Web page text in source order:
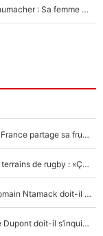
Nouvelle rumeur autour de la santé de Michael Schumacher : Sa femme Corinna sort du silence
Mis de côté par Fabien Galthié, un joueur du XV de France partage sa frustration : «ils ne me l’ont pas dit tout de suite»
La raison d'être de Matthieu Jalibert en dehors des terrains de rugby : «Ça m'atteint autant que si tu touches à un membre de ma famille»
XV de France - Matthieu Jalibert a tout changé : Romain Ntamack doit-il s’inquiéter pour sa place à un an de la Coupe du monde ?
«Le XV de France est meilleur avec Lucu» : Antoine Dupont doit-il s’inquiéter pour sa place ?